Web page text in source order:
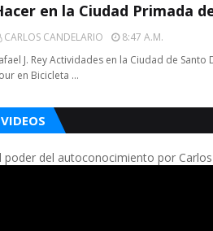
en la Ciudad Primada
CARLOS CANDELARIO
8:47 A.m.
J. Rey Actividades en la Ciudad de Santo
en Bicicleta …
VIDEOS
poder del autoconocimiento por